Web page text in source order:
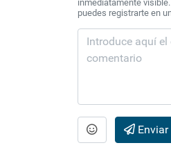
inmediatamente
puedes registrarte en
Enviar